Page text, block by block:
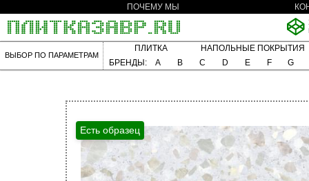
ПОЧЕМУ МЫ
ВЫБОР ПО ПАРАМЕТРАМ
ПЛИТКА
НАПОЛЬНЫЕ ПОКРЫТИЯ
БРЕНДЫ:
A B C D E F G
Есть образец